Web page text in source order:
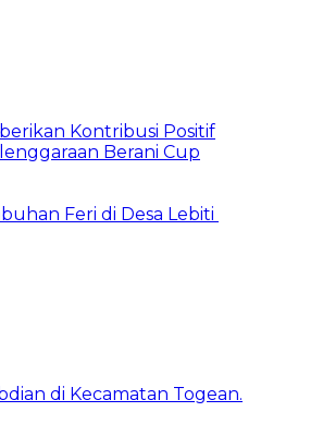
Kontribusi Positif
Berani Cup
Feri di Desa Lebiti